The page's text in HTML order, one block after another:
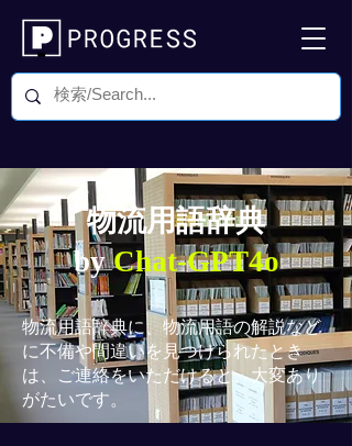
物流用語辞典
byChat-GPT4o
物流用語辞典に、物流用語の解説など
に不備や間違いを見つけられたとき
は、ご連絡をいただけると、大変あり
がたいです。